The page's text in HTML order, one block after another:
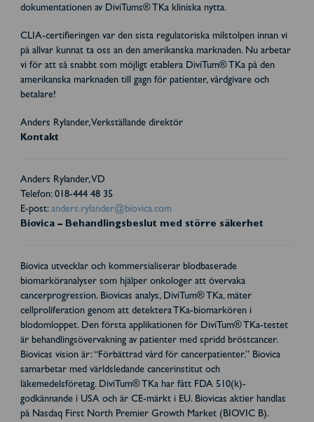
dokumentationen av DiviTums® TKa kliniska nytta.
CLIA-certifieringen var den sista regulatoriska milstolpen innan vi
på allvar kunnat ta oss an den amerikanska marknaden. Nu arbetar
vi för att så snabbt som möjligt etablera DiviTum® TKa på den
amerikanska marknaden till gagn för patienter, vårdgivare och
betalare!
Anders Rylander, Verkställande direktör
Kontakt
Anders Rylander, VD
Telefon: 018-444 48 35
E-post: anders.rylander@biovica.com
Biovica – Behandlingsbeslut med större säkerhet
Biovica utvecklar och kommersialiserar blodbaserade
biomarköranalyser som hjälper onkologer att övervaka
cancerprogression. Biovicas analys, DiviTum® TKa, mäter
cellproliferation genom att detektera TKa-biomarkören i
blodomloppet. Den första applikationen för DiviTum® TKa-testet
är behandlingsövervakning av patienter med spridd bröstcancer.
Biovicas vision är: “Förbättrad vård för cancerpatienter.” Biovica
samarbetar med världsledande cancerinstitut och
läkemedelsföretag. DiviTum® TKa har fått FDA 510(k)-
godkännande i USA och är CE-märkt i EU. Biovicas aktier handlas
på Nasdaq First North Premier Growth Market (BIOVIC B).